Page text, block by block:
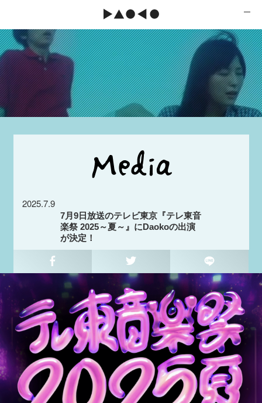
2025.7.9
7月9日放送のテレビ東京『テレ東音
楽祭 2025～夏～』にDaokoの出演
が決定！